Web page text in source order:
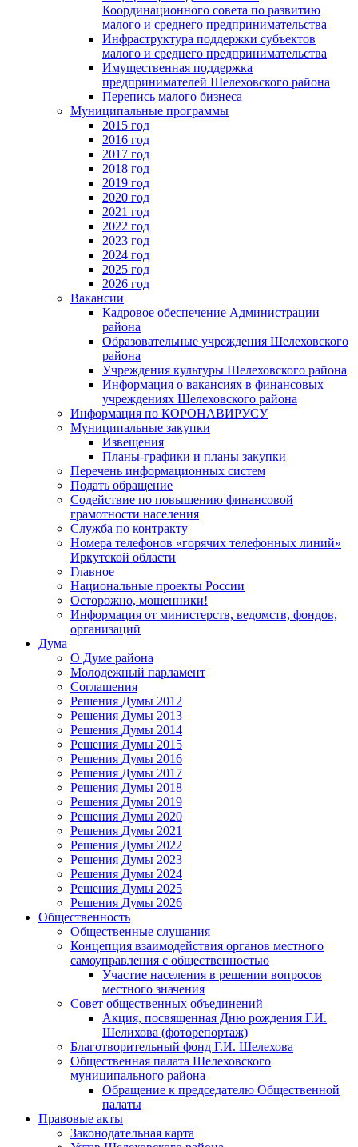
Координационного совета по развитию
малого и среднего предпринимательства
Инфраструктура поддержки субъектов
малого и среднего предпринимательства
Имущественная поддержка
предпринимателей Шелеховского района
Перепись малого бизнеса
Муниципальные программы
2015 год
2016 год
2017 год
2018 год
2019 год
2020 год
2021 год
2022 год
2023 год
2024 год
2025 год
2026 год
Вакансии
Кадровое обеспечение Администрации
района
Образовательные учреждения Шелеховского
района
Учреждения культуры Шелеховского района
Информация о вакансиях в финансовых
учреждениях Шелеховского района
Информация по КОРОНАВИРУСУ
Муниципальные закупки
Извещения
Планы-графики и планы закупки
Перечень информационных систем
Подать обращение
Содействие по повышению финансовой
грамотности населения
Служба по контракту
Номера телефонов «горячих телефонных линий»
Иркутской области
Главное
Национальные проекты России
Осторожно, мошенники!
Информация от министерств, ведомств, фондов,
организаций
Дума
О Думе района
Молодежный парламент
Соглашения
Решения Думы 2012
Решения Думы 2013
Решения Думы 2014
Решения Думы 2015
Решения Думы 2016
Решения Думы 2017
Решения Думы 2018
Решения Думы 2019
Решения Думы 2020
Решения Думы 2021
Решения Думы 2022
Решения Думы 2023
Решения Думы 2024
Решения Думы 2025
Решения Думы 2026
Общественность
Общественные слушания
Концепция взаимодействия органов местного
самоуправления с общественностью
Участие населения в решении вопросов
местного значения
Совет общественных объединений
Акция, посвященная Дню рождения Г.И.
Шелихова (фоторепортаж)
Благотворительный фонд Г.И. Шелехова
Общественная палата Шелеховского
муниципального района
Обращение к председателю Общественной
палаты
Правовые акты
Законодательная карта